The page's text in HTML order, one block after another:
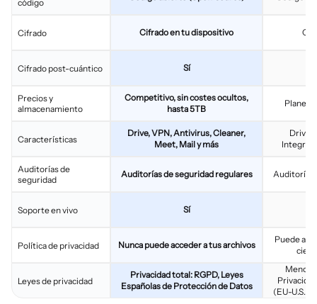
código
Cifrado
Cifrado post-cuántico
Precios y
almacenamiento
Características
Auditorías de
seguridad
Soporte en vivo
Política de privacidad
Leyes de privacidad
Cifrado en tu dispositivo
Sí
Competitivo, sin costes ocultos,
hasta 5TB
Planes
Drive, VPN, Antivirus, Cleaner,
Meet, Mail y más
Drive,
Auditorías de seguridad regulares Auditorías
Sí
Nunca puede acceder a tus archivos
Puede
Privacidad total: RGPD, Leyes
Españolas de Protección de Datos
Menos
(EU-U.S.